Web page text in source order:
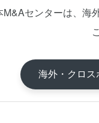
M&Aセンターは、海
海外・クロ